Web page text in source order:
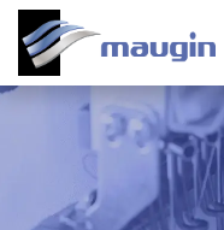
Se rendre au contenu